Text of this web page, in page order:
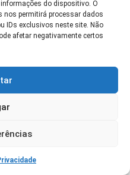
do dispositivo. O
permitirá processar dados
IDs exclusivos neste site. Não
afetar negativamente certos
KPIs conseguem
e calendarização
e otimizando
também facilita
e certificações
recomendados
de umidade,